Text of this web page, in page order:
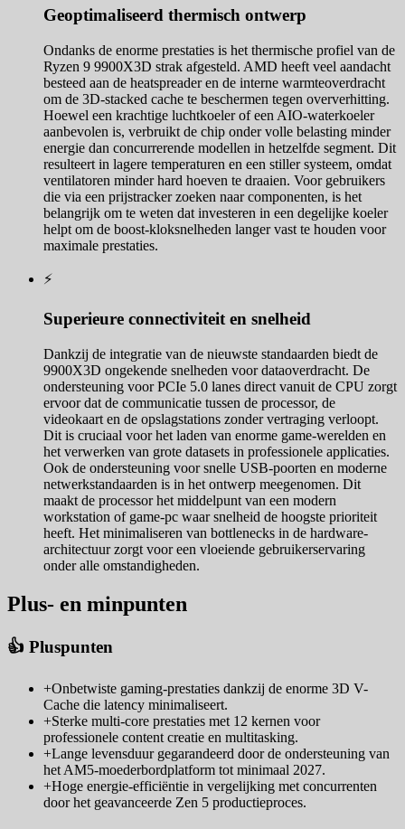
Geoptimaliseerd thermisch ontwerp
Ondanks de enorme prestaties is het thermische profiel van de
Ryzen 9 9900X3D strak afgesteld. AMD heeft veel aandacht
besteed aan de heatspreader en de interne warmteoverdracht
om de 3D-stacked cache te beschermen tegen oververhitting.
Hoewel een krachtige luchtkoeler of een AIO-waterkoeler
aanbevolen is, verbruikt de chip onder volle belasting minder
energie dan concurrerende modellen in hetzelfde segment. Dit
resulteert in lagere temperaturen en een stiller systeem, omdat
ventilatoren minder hard hoeven te draaien. Voor gebruikers
die via een prijstracker zoeken naar componenten, is het
belangrijk om te weten dat investeren in een degelijke koeler
helpt om de boost-kloksnelheden langer vast te houden voor
maximale prestaties.
⚡
Superieure connectiviteit en snelheid
Dankzij de integratie van de nieuwste standaarden biedt de
9900X3D ongekende snelheden voor dataoverdracht. De
ondersteuning voor PCIe 5.0 lanes direct vanuit de CPU zorgt
ervoor dat de communicatie tussen de processor, de
videokaart en de opslagstations zonder vertraging verloopt.
Dit is cruciaal voor het laden van enorme game-werelden en
het verwerken van grote datasets in professionele applicaties.
Ook de ondersteuning voor snelle USB-poorten en moderne
netwerkstandaarden is in het ontwerp meegenomen. Dit
maakt de processor het middelpunt van een modern
workstation of game-pc waar snelheid de hoogste prioriteit
heeft. Het minimaliseren van bottlenecks in de hardware-
architectuur zorgt voor een vloeiende gebruikerservaring
onder alle omstandigheden.
Plus- en minpunten
👍 Pluspunten
+Onbetwiste gaming-prestaties dankzij de enorme 3D V-
Cache die latency minimaliseert.
+Sterke multi-core prestaties met 12 kernen voor
professionele content creatie en multitasking.
+Lange levensduur gegarandeerd door de ondersteuning van
het AM5-moederbordplatform tot minimaal 2027.
+Hoge energie-efficiëntie in vergelijking met concurrenten
door het geavanceerde Zen 5 productieproces.